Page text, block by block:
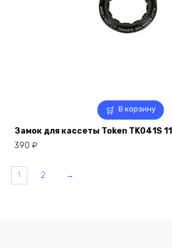
В корзину
Замок для кассеты Token TK041S
390 ₽
1 2 →